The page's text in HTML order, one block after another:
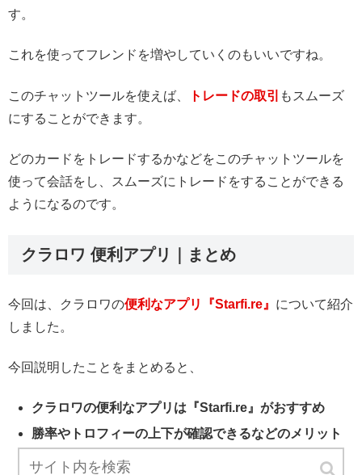
す。
これを使ってフレンドを増やしていくのもいいですね。
このチャットツールを使えば、 トレードの取引 もスムーズ
にすることができます。
どのカードをトレードするかなどをこのチャットツールを
使って会話をし、スムーズにトレードをすることができる
ようになるのです。
クラロワ 便利アプリ｜まとめ
今回は、クラロワの便利なアプリ『Starfi.re』 について紹介
しました。
今回説明したことをまとめると、
クラロワの便利なアプリは『Starfi.re』がおすすめ
勝率やトロフィーの上下が確認できるなどのメリット